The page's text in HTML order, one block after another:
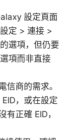
設定頁面
定 > 連接 >
選項，但仍要
項而非直接
信商的需求。
，或在設定
有正確 EID，